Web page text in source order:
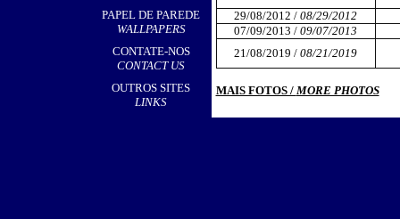
PAPEL DE PAREDE
WALLPAPERS
CONTATE-NOS
CONTACT US
OUTROS SITES
LINKS
29/08/2012 / 08/29/2012
07/09/2013 / 09/07/2013
21/08/2019 / 08/21/2019
MAIS FOTOS / MORE PHOTOS